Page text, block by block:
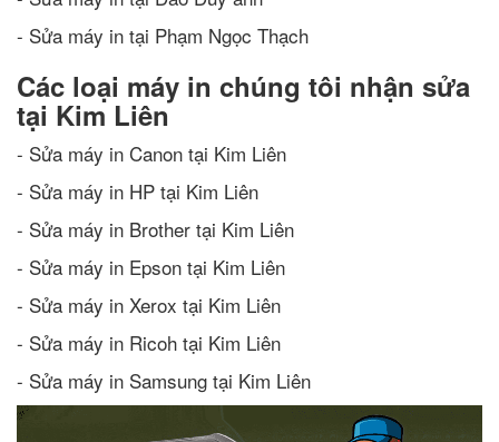
- Sửa máy in tại Phạm Ngọc Thạch
Các loại máy in chúng tôi nhận sửa
tại Kim Liên
- Sửa máy in Canon tại Kim Liên
- Sửa máy in HP tại Kim Liên
- Sửa máy in Brother tại Kim Liên
- Sửa máy in Epson tại Kim Liên
- Sửa máy in Xerox tại Kim Liên
- Sửa máy in Ricoh tại Kim Liên
- Sửa máy in Samsung tại Kim Liên